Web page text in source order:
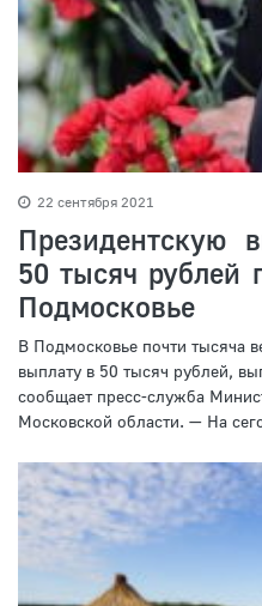
22 сентября 2021
Президентскую
50 тысяч рублей
Подмосковье
В Подмосковье почти тысяча
выплату в 50 тысяч рублей,
сообщает пресс-служба
Московской области. — На